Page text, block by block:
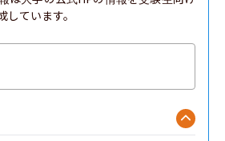
ています。